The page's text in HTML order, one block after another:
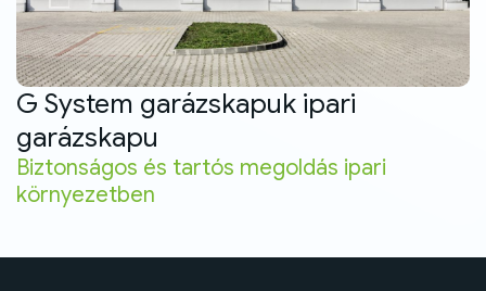
G System garázskapuk ipari
garázskapu
Biztonságos és tartós megoldás ipari
környezetben